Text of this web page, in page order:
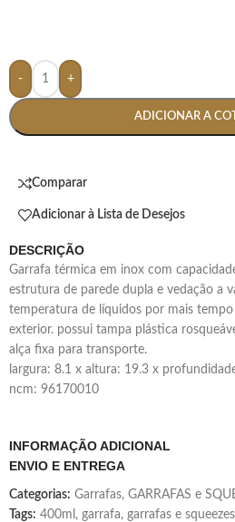
- +
ADICIONAR A
Comparar
Adicionar à Lista de Desejos
DESCRIÇÃO
garrafa térmica em inox com capacidade para até 400ml. apresenta
estrutura de parede dupla e vedação a
temperatura de líquidos por mais
exterior. possui tampa plástica
alça fixa para transporte.
largura: 8.1 x altura: 19.3 x
ncm: 96170010
INFORMAÇÃO ADICIONAL
ENVIO E ENTREGA
Categorias: Garrafas, GARRAFAS e
Tags: 400ml , garrafa, garrafas e squeezes